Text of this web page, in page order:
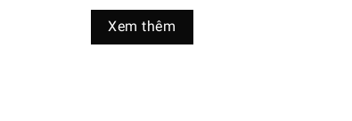
Xem thêm